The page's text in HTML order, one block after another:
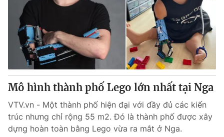
Mô hình thành phố Lego lớn nhất tại Nga
VTV.vn - Một thành phố hiện đại với đầy đủ các kiến
trúc nhưng chỉ rộng 55 m2. Đó là thành phố được xây
dựng hoàn toàn bằng Lego vừa ra mắt ở Nga.